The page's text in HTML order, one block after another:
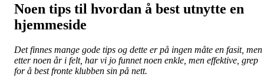
Noen tips til hvordan å best utnytte en
hjemmeside
Det finnes mange gode tips og dette er på ingen måte en fasit, men
etter noen år i felt, har vi jo funnet noen enkle, men effektive, grep
for å best fronte klubben sin på nett.